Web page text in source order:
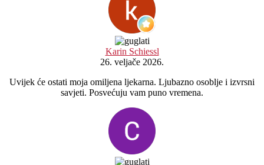
Karin Schiessl
26. veljače 2026.
Uvijek će ostati moja omiljena ljekarna. Ljubazno osoblje i izvrsni
savjeti. Posvećuju vam puno vremena.